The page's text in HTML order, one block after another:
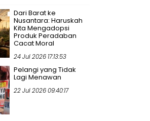
Dari Barat ke
Nusantara: Haruskah
Kita Mengadopsi
Produk Peradaban
Cacat Moral
24 Jul 2026 17:13:53
Pelangi yang Tidak
Lagi Menawan
22 Jul 2026 09:40:17